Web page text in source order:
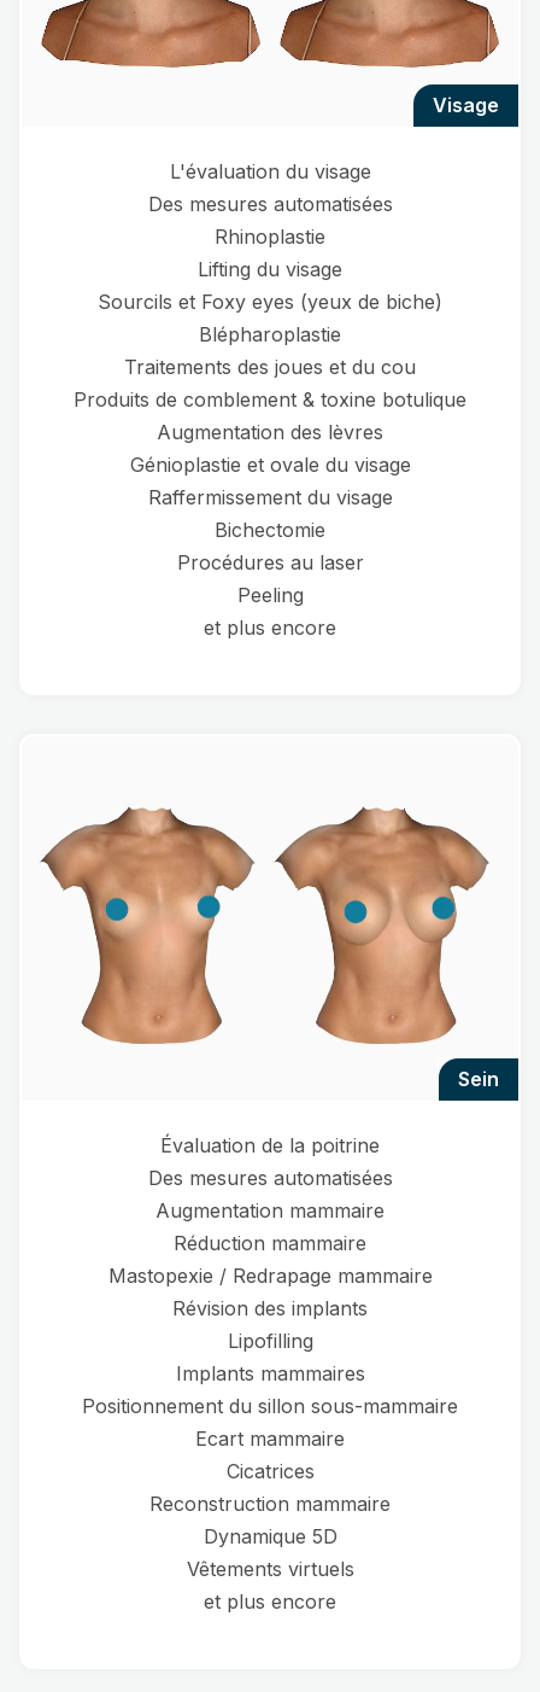
visage
L'évaluation du visage
Des mesures automatisées
Rhinoplastie
Lifting du visage
Sourcils et Foxy eyes (yeux de biche)
Blépharoplastie
Traitements des joues et du cou
Produits de comblement & toxine botulique
Augmentation des lèvres
Génioplastie et ovale du visage
Raffermissement du visage
Bichectomie
Procédures au laser
Peeling
et plus encore
sein
Évaluation de la poitrine
Des mesures automatisées
Augmentation mammaire
Réduction mammaire
Mastopexie / Redrapage mammaire
Révision des implants
Lipofilling
Implants mammaires
Positionnement du sillon sous-mammaire
Ecart mammaire
Cicatrices
Reconstruction mammaire
Dynamique 5D
Vêtements virtuels
et plus encore